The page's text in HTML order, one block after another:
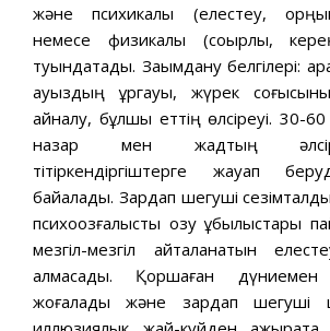
және психикалық (елестеу,
немесе физикалық (соқырлық,
туындатады. Зақымдану белгілері:
ауыздың құргауы, жүрек
айналу, бұлшық еттің өлсіреуі. 30-
назар мен жадтың
тітіркендіргіштерге жауап
байқалады. Зардап шегуші
психоқозғалыстық қозу құбылыстары
мезгіл-мезгіл қайталанатын
алмасады. Қоршаған дүниемен
жоғалады және зардап шегуші